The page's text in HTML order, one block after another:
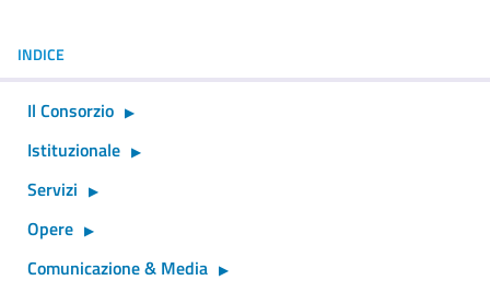
INDICE
Il Consorzio
Istituzionale
Servizi
Opere
Comunicazione & Media